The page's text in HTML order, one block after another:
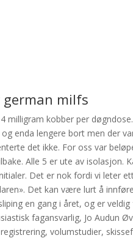
milfs
milligram kobber per
enda lengere bort men der
det ikke. For oss var
Alle 5 er ute av isolasjon.
Det er nok fordi vi leter
Det kan være lurt å
en gang i året, og er
fagansvarlig, Jo Audun
volumstudier,